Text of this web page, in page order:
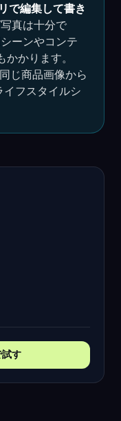
で編集して書き
真は十分で
ーンやコンテ
かります。
じ商品画像から
フスタイルシ
す